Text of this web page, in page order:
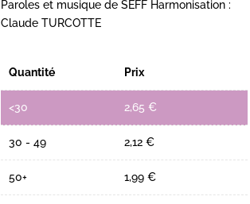
Paroles et musique de SEFF Harmonisation :
Claude TURCOTTE
Quantité Prix
<30 2,65 €
30 - 49 2,12 €
50+ 1,99 €